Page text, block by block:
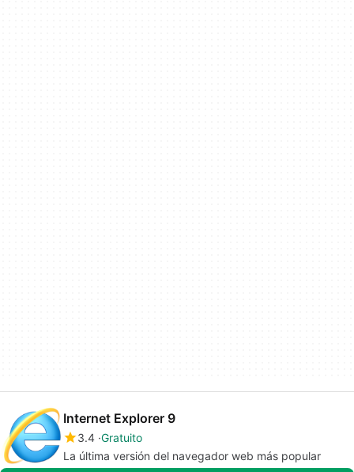
Internet Explorer 9
3.4 Gratuito
La última versión del navegador web más popular